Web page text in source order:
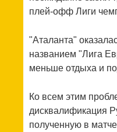
плей-офф Лиги
"Аталанта"
названием "Лига
меньше отдыха и
Ко всем этим
дисквалификация
полученную в